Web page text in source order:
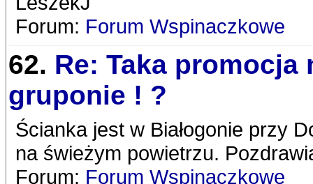
Forum: Forum Wspinaczkowe
62. Re: Taka promocja
gruponie ! ?
Ścianka jest w Białogonie przy
na świeżym powietrzu.
Forum: Forum Wspinaczkowe